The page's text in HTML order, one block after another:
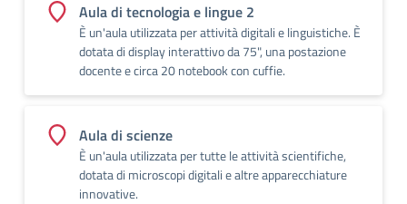
Aula di tecnologia e lingue 2
È un'aula utilizzata per attività digitali e linguistiche. È
dotata di display interattivo da 75", una postazione
docente e circa 20 notebook con cuffie.
Aula di scienze
È un'aula utilizzata per tutte le attività scientifiche,
dotata di microscopi digitali e altre apparecchiature
innovative.